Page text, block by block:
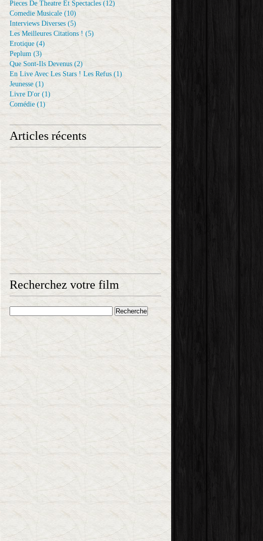
Pieces De Theatre Et Spectacles (12)
Comedie Musicale (10)
Interviews Diverses (5)
Les Meilleures Citations ! (5)
Erotique (4)
Peplum (3)
Que Sont-Ils Devenus (2)
En Live Avec Les Stars ! Les Refus (1)
Jeunesse (1)
Livre D'or (1)
Comédie (1)
Articles récents
Recherchez votre film